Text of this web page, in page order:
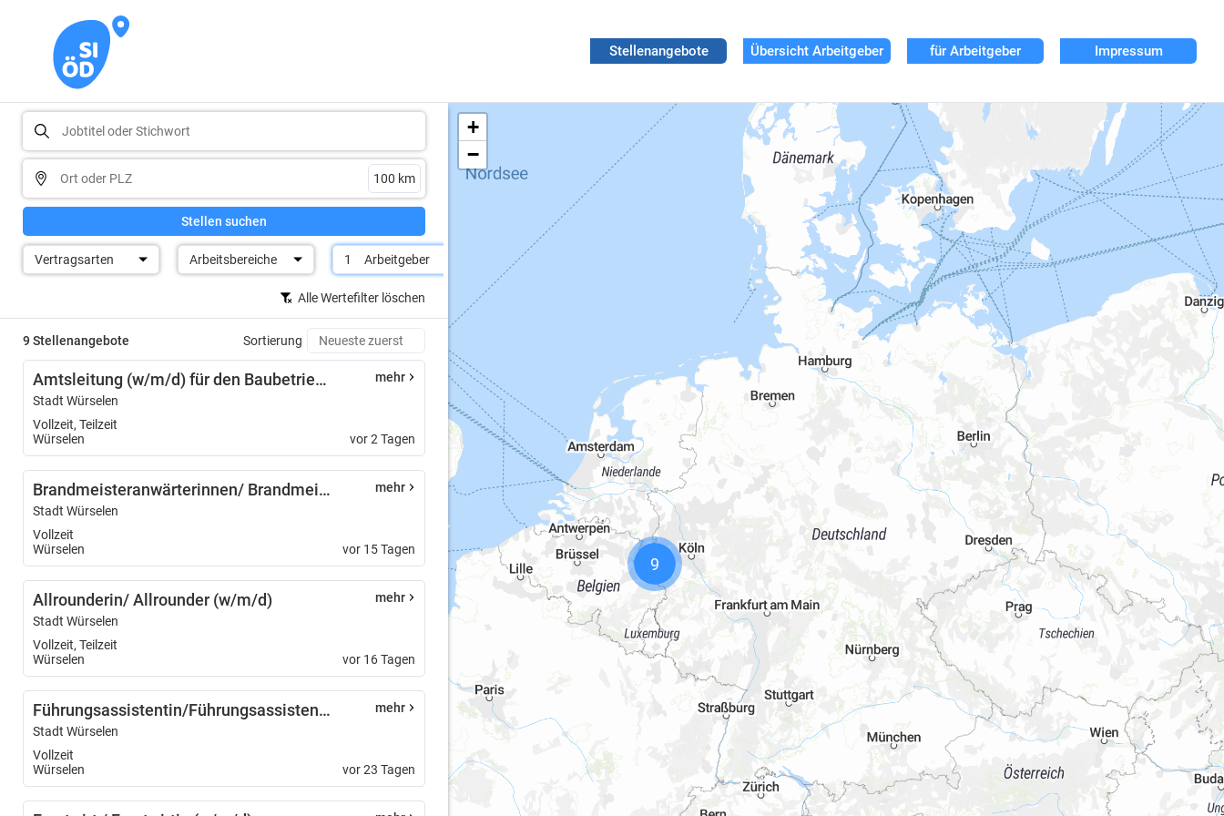
Stellenangebote Übersicht Arbeitgeber für Arbeitgeber Impressum
Stellen suchen
Vertragsarten Arbeitsbereiche 1 Arbeitgeber
Alle Wertefilter löschen
9 Stellenangebote Sortierung
Amtsleitung (w/m/d) für den Baubetriebshof
Stadt Würselen
Vollzeit, Teilzeit
Würselen
mehr
vor 2 Tagen
Brandmeisteranwärterinnen/ Brandmeisteranwärter (w/m/d)
Stadt Würselen
Vollzeit
Würselen
mehr
vor 15 Tagen
Allrounderin/ Allrounder (w/m/d)
Stadt Würselen
Vollzeit, Teilzeit
Würselen
mehr
vor 16 Tagen
Führungsassistentin/Führungsassistent (w/m/d) im vorbeugenden Brandschutz im Tagesdienst
Stadt Würselen
Vollzeit
Würselen
mehr
vor 23 Tagen
9
+
−